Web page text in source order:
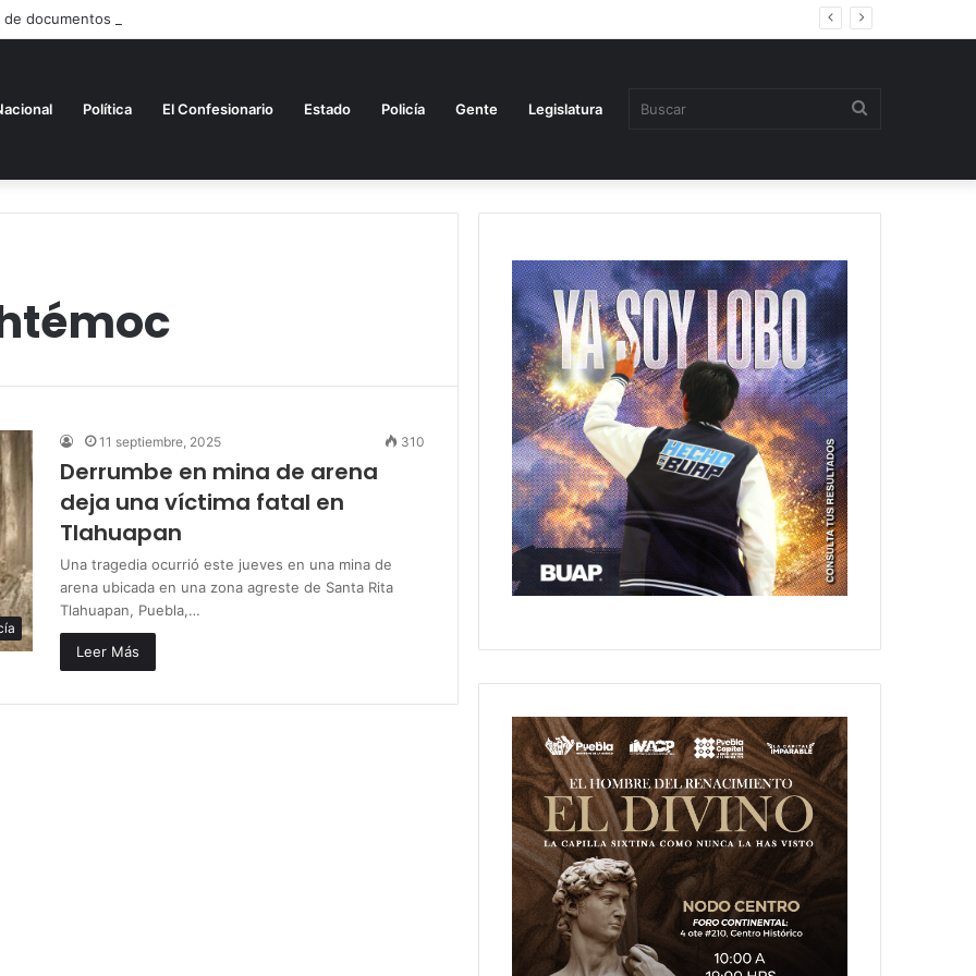
documentos de nuevo ingreso
Política El Confesionario Estado Policía Gente Legislatura
11 septiembre, 2025 310
Derrumbe en mina de arena
deja una víctima fatal en
Tlahuapan
Una tragedia ocurrió este jueves en una mina de
arena ubicada en una zona agreste de Santa Rita
Tlahuapan, Puebla,…
Leer Más